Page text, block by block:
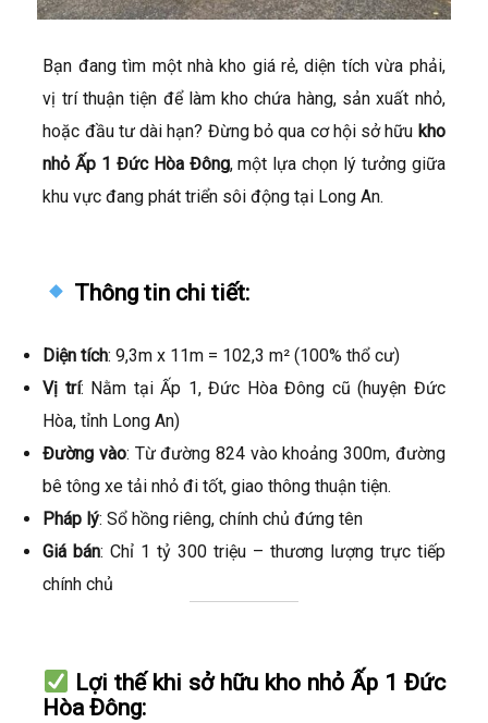
Bạn đang tìm một nhà kho giá rẻ, diện tích vừa phải,
vị trí thuận tiện để làm kho chứa hàng, sản xuất nhỏ,
hoặc đầu tư dài hạn? Đừng bỏ qua cơ hội sở hữu kho
nhỏ Ấp 1 Đức Hòa Đông, một lựa chọn lý tưởng giữa
khu vực đang phát triển sôi động tại Long An.
Thông tin chi tiết:
Diện tích: 9,3m x 11m = 102,3 m² (100% thổ cư)
Vị trí: Nằm tại Ấp 1, Đức Hòa Đông cũ (huyện Đức
Hòa, tỉnh Long An)
Đường vào: Từ đường 824 vào khoảng 300m, đường
bê tông xe tải nhỏ đi tốt, giao thông thuận tiện.
Pháp lý: Sổ hồng riêng, chính chủ đứng tên
Giá bán: Chỉ 1 tỷ 300 triệu – thương lượng trực tiếp
chính chủ
Lợi thế khi sở hữu kho nhỏ Ấp 1 Đức
Hòa Đông: